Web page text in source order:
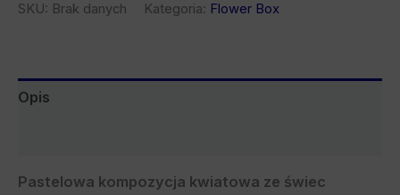
SKU: Brak danych Kategoria: Flower Box
Opis
Pastelowa kompozycja kwiatowa ze świec